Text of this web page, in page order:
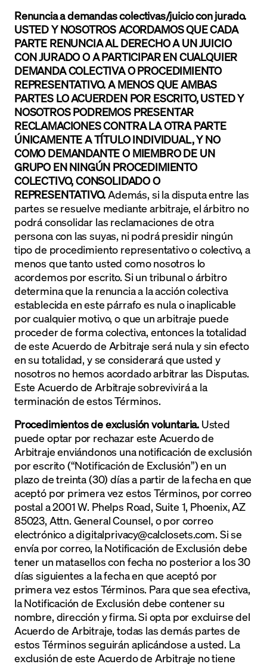
Renuncia a demandas colectivas/juicio con jurado.
USTED Y NOSOTROS ACORDAMOS QUE CADA
PARTE RENUNCIA AL DERECHO A UN JUICIO
CON JURADO O A PARTICIPAR EN CUALQUIER
DEMANDA COLECTIVA O PROCEDIMIENTO
REPRESENTATIVO. A MENOS QUE AMBAS
PARTES LO ACUERDEN POR ESCRITO, USTED Y
NOSOTROS PODREMOS PRESENTAR
RECLAMACIONES CONTRA LA OTRA PARTE
ÚNICAMENTE A TÍTULO INDIVIDUAL, Y NO
COMO DEMANDANTE O MIEMBRO DE UN
GRUPO EN NINGÚN PROCEDIMIENTO
COLECTIVO, CONSOLIDADO O
REPRESENTATIVO.Además, si la disputa entre las
partes se resuelve mediante arbitraje, el árbitro no
podrá consolidar las reclamaciones de otra
persona con las suyas, ni podrá presidir ningún
tipo de procedimiento representativo o colectivo, a
menos que tanto usted como nosotros lo
acordemos por escrito. Si un tribunal o árbitro
determina que la renuncia a la acción colectiva
establecida en este párrafo es nula o inaplicable
por cualquier motivo, o que un arbitraje puede
proceder de forma colectiva, entonces la totalidad
de este Acuerdo de Arbitraje será nula y sin efecto
en su totalidad, y se considerará que usted y
nosotros no hemos acordado arbitrar las Disputas.
Este Acuerdo de Arbitraje sobrevivirá a la
terminación de estos Términos.
Procedimientos de exclusión voluntaria.Usted
puede optar por rechazar este Acuerdo de
Arbitraje enviándonos una notificación de exclusión
por escrito (“Notificación de Exclusión”) en un
plazo de treinta (30) días a partir de la fecha en que
aceptó por primera vez estos Términos, por correo
postal a 2001 W. Phelps Road, Suite 1, Phoenix, AZ
85023, Attn. General Counsel, o por correo
electrónico adigitalprivacy@calclosets.com. Si se
envía por correo, la Notificación de Exclusión debe
tener un matasellos con fecha no posterior a los 30
días siguientes a la fecha en que aceptó por
primera vez estos Términos. Para que sea efectiva,
la Notificación de Exclusión debe contener su
nombre, dirección y firma. Si opta por excluirse del
Acuerdo de Arbitraje, todas las demás partes de
estos Términos seguirán aplicándose a usted. La
exclusión de este Acuerdo de Arbitraje no tiene